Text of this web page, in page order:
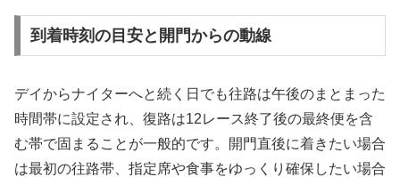
到着時刻の目安と開門からの動線
デイからナイターへと続く日でも往路は午後のまとまった
時間帯に設定され、復路は12レース終了後の最終便を含
む帯で固まることが一般的です。開門直後に着きたい場合
は最初の往路帯、指定席や食事をゆっくり確保したい場合